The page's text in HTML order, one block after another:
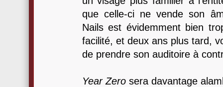
que celle-ci ne vende son
Nails est évidemment bien
facilité, et deux ans plus tard,
de prendre son auditoire à
Year Zerosera davantage